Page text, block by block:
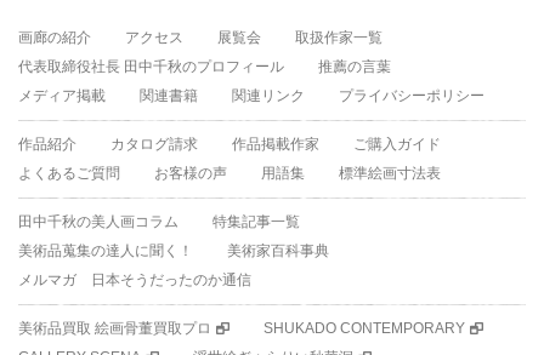
画廊の紹介 アクセス 展覧会
取扱作家一覧
代表取締役社長 田中千秋のプロフィール
推薦の言葉
メディア掲載
関連書籍 関連リンク プライバシーポリシー
作品紹介 カタログ請求 作品掲載作家
ご購入ガイド
よくあるご質問
お客様の声 用語集 標準絵画寸法表
田中千秋の美人画コラム
特集記事一覧
美術品蒐集の達人に聞く！
美術家百科事典
メルマガ 日本そうだったのか通信
美術品買取 絵画骨董買取プロ
SHUKADO CONTEMPORARY